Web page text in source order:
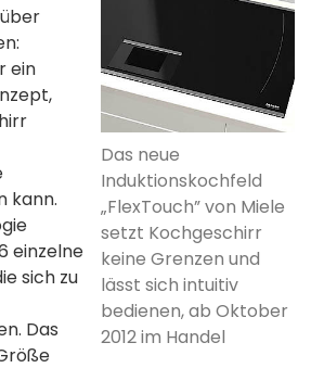
Das neue
Induktionskochfeld
„FlexTouch” von Miele
setzt Kochgeschirr
keine Grenzen und
lässt sich intuitiv
bedienen, ab Oktober
2012 im Handel
ein
kann.
einzelne
sich zu
Das